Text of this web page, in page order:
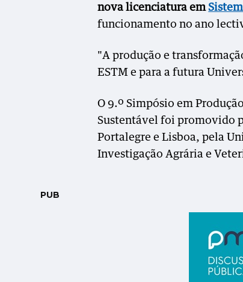
nova licenciatura em
funcionamento no ano
"A produção e
ESTM e para a futura
O 9.º Simpósio em
Sustentável foi promovido
Portalegre e Lisboa, pela
Investigação Agrária e
PUB